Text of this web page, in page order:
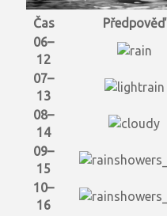
Čas Předpověď
06–
12
07–
13
08–
14
09–
15
10–
16